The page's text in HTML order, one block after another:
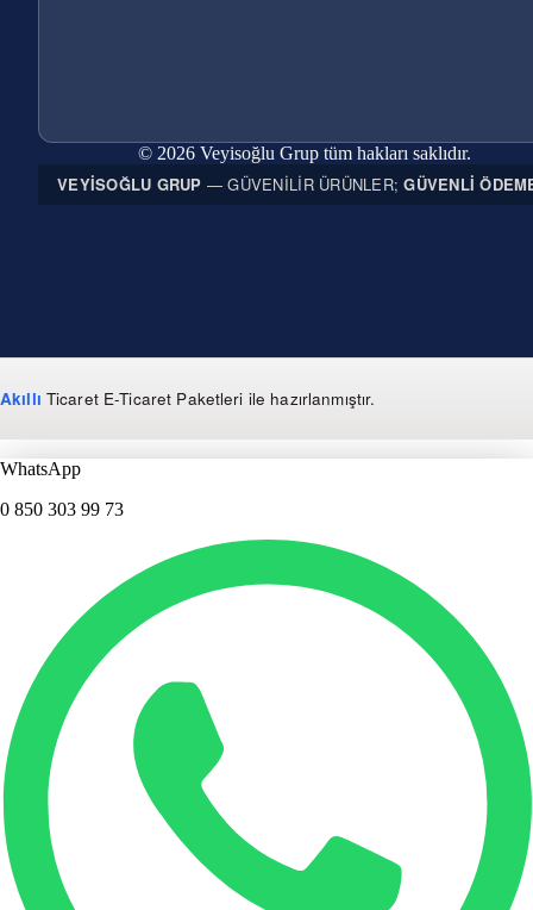
© 2026 Veyisoğlu Grup tüm hakları saklıdır.
VEYISOĞLU GRUP — GÜVENILIR ÜRÜNLER;GÜVENLI
Akıllı Ticaret E-Ticaret Paketleri ile hazırlanmıştır.
WhatsApp
0 850 303 99 73